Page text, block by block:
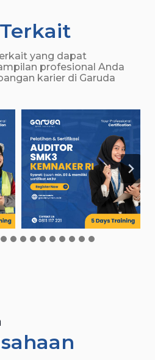
yang dapat
profesional Anda
karier di Garuda